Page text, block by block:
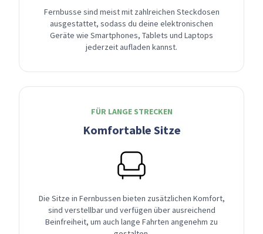
Fernbusse sind meist mit zahlreichen Steckdosen
ausgestattet, sodass du deine elektronischen
Geräte wie Smartphones, Tablets und Laptops
jederzeit aufladen kannst.
FÜR LANGE STRECKEN
Komfortable Sitze
Die Sitze in Fernbussen bieten zusätzlichen Komfort,
sind verstellbar und verfügen über ausreichend
Beinfreiheit, um auch lange Fahrten angenehm zu